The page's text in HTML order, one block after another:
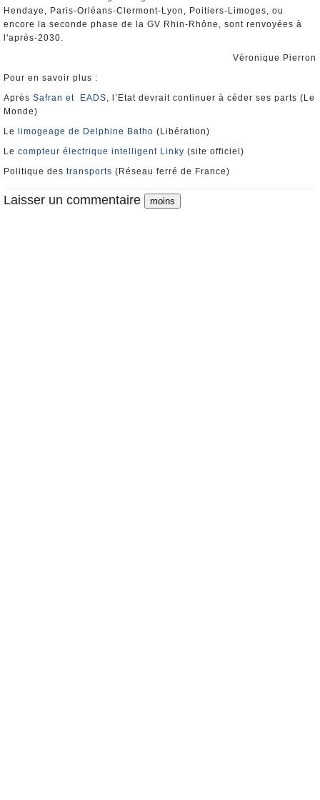
Hendaye, Paris-Orléans-Clermont-Lyon, Poitiers-Limoges, ou
encore la seconde phase de la GV Rhin-Rhône, sont renvoyées à
l'après-2030.
Véronique Pierron
Pour en savoir plus :
Après Safran et EADS, l’Etat devrait continuer à céder ses parts (Le
Monde)
Le
limogeage de Delphine Batho (Libération)
Le compteur électrique intelligent Linky (site officiel)
Politique des transports (Réseau ferré de France)
Laisser un commentaire